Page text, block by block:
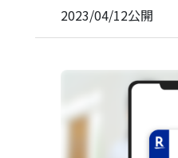
2023/04/12公開